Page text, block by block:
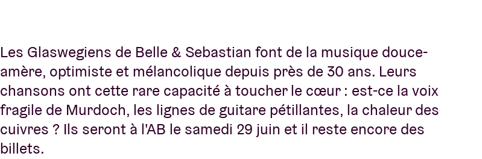
Les Glaswegiens de Belle & Sebastian font de la musique douce-
amère, optimiste et mélancolique depuis près de 30 ans. Leurs
chansons ont cette rare capacité à toucher le cœur : est-ce la voix
fragile de Murdoch, les lignes de guitare pétillantes, la chaleur des
cuivres ? Ils seront à l'AB le samedi 29 juin et il reste encore des
billets.